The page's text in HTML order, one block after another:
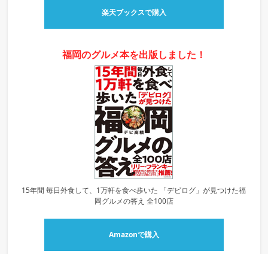
楽天ブックスで購入
福岡のグルメ本を出版しました！
15年間 毎日外食して、1万軒を食べ歩いた 「デビログ」が見つけた福
岡グルメの答え 全100店
Amazonで購入